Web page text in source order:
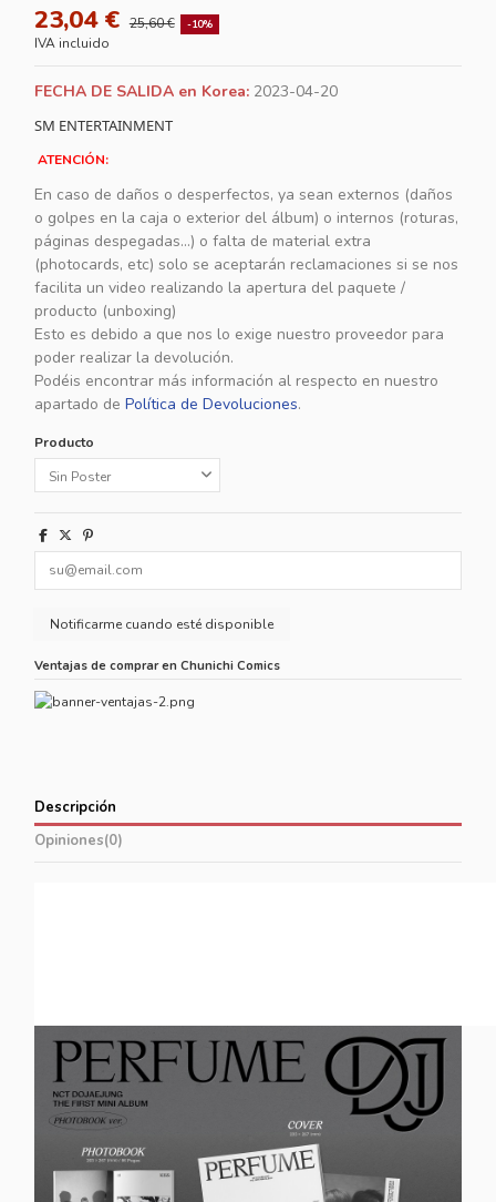
23,04 € 25,60 € -10%
IVA incluido
FECHA DE SALIDA en Korea: 2023-04-20
SM ENTERTAINMENT
ATENCIÓN:
En caso de daños o desperfectos, ya sean externos (daños
o golpes en la caja o exterior del álbum) o internos (roturas,
páginas despegadas...) o falta de material extra
(photocards, etc) solo se aceptarán reclamaciones si se nos
facilita un video realizando la apertura del paquete /
producto (unboxing)
Esto es debido a que nos lo exige nuestro proveedor para
poder realizar la devolución.
Podéis encontrar más información al respecto en nuestro
apartado de Política de Devoluciones.
Producto
Ventajas de comprar en Chunichi Comics
Descripción
Opiniones(0)